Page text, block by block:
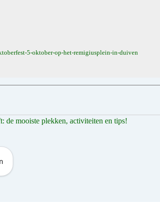
5-oktober-op-het-remigiusplein-in-duiven
de mooiste plekken, activiteiten en tips!